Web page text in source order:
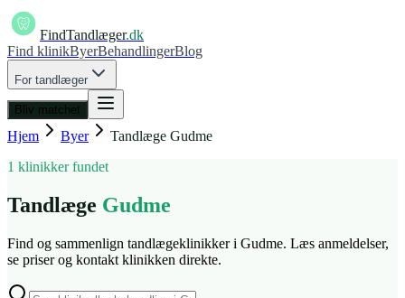
FindTandlæger.dk
Find klinikByerBehandlingerBlog
For tandlæger
Bliv matchet
Hjem Byer Tandlæge Gudme
1 klinikker fundet
Tandlæge Gudme
Find og sammenlign tandlægeklinikker i Gudme. Læs anmeldelser,
se priser og kontakt klinikken direkte.